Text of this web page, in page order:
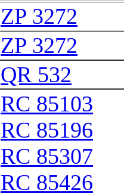
ZP 3272
ZP 3272
QR 532
RC 85103
RC 85196
RC 85307
RC 85426